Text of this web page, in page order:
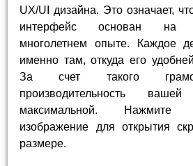
UX/UI дизайна. Это означает,
интерфейс основан на
многолетнем опыте. Каждое
именно там, откуда его
За счет такого
производительность
максимальной.
изображение для открытия
размере.